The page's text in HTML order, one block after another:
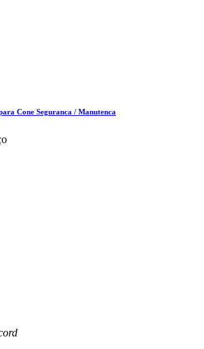
Cone Seguranca / Manutenca